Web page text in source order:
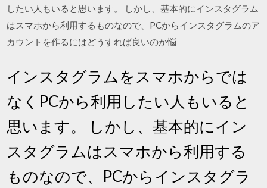
したい人もいると思います。 しかし、基本的にインスタグラム
はスマホから利用するものなので、PCからインスタグラムのア
カウントを作るにはどうすれば良いのか悩
インスタグラムをスマホからでは
なくPCから利用したい人もいると
思います。 しかし、基本的にイン
スタグラムはスマホから利用する
ものなので、PCからインスタグラ